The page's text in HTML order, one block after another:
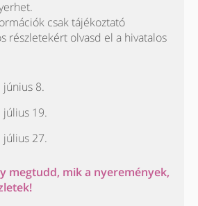
csak tájékoztató
részletekért olvasd el a hivatalos
június 8.
július 19.
július 27.
megtudd, mik a nyeremények,